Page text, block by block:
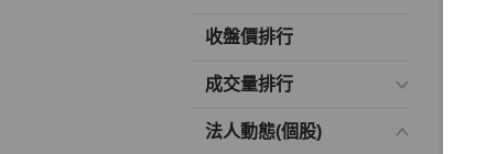
收盤價排行
成交量排行
法人動態(個股)